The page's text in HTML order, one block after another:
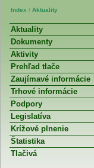
Index / Aktuality
Aktuality
Dokumenty
Aktivity
Prehľad tlače
Zaujímavé informácie
Trhové informácie
Podpory
Legislatíva
Krížové plnenie
Štatistika
Tlačivá